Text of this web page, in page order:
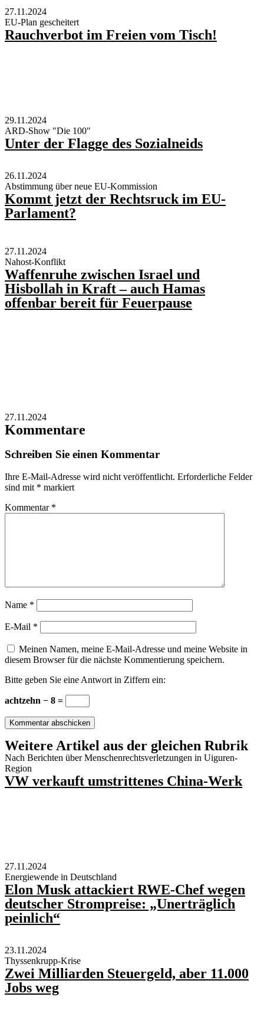
27.11.2024
EU-Plan gescheitert
Rauchverbot im Freien vom Tisch!
29.11.2024
ARD-Show "Die 100"
Unter der Flagge des Sozialneids
26.11.2024
Abstimmung über neue EU-Kommission
Kommt jetzt der Rechtsruck im EU-
Parlament?
27.11.2024
Nahost-Konflikt
Waffenruhe zwischen Israel und
Hisbollah in Kraft – auch Hamas
offenbar bereit für Feuerpause
27.11.2024
Kommentare
Schreiben Sie einen Kommentar
Ihre E-Mail-Adresse wird nicht veröffentlicht. Erforderliche Felder
sind mit * markiert
Kommentar *
Name *
E-Mail *
Meinen Namen, meine E-Mail-Adresse und meine Website in
diesem Browser für die nächste Kommentierung speichern.
Bitte geben Sie eine Antwort in Ziffern ein:
achtzehn − 8 =
Weitere Artikel aus der gleichen Rubrik
Nach Berichten über Menschenrechtsverletzungen in Uiguren-
Region
VW verkauft umstrittenes China-Werk
27.11.2024
Energiewende in Deutschland
Elon Musk attackiert RWE-Chef wegen
deutscher Strompreise: „Unerträglich
peinlich“
23.11.2024
Thyssenkrupp-Krise
Zwei Milliarden Steuergeld, aber 11.000
Jobs weg